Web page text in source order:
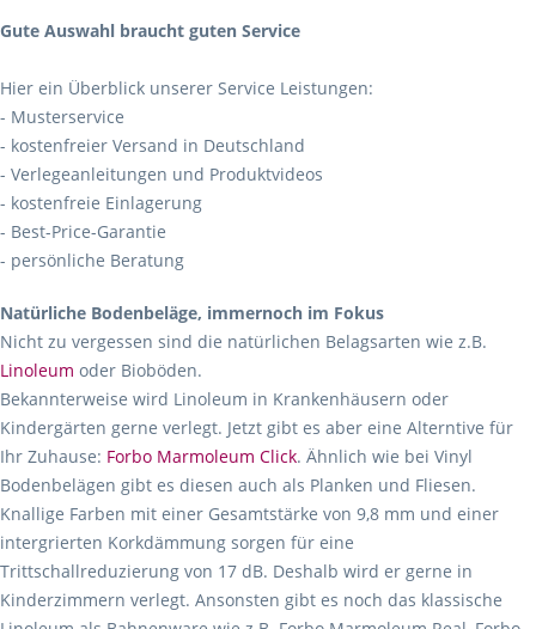
Gute Auswahl braucht guten Service
Hier ein Überblick unserer Service Leistungen:
- Musterservice
- kostenfreier Versand in Deutschland
- Verlegeanleitungen und Produktvideos
- kostenfreie Einlagerung
- Best-Price-Garantie
- persönliche Beratung
Natürliche Bodenbeläge, immernoch im Fokus
Nicht zu vergessen sind die natürlichen Belagsarten wie z.B.
Linoleum oder Bioböden.
Bekannterweise wird Linoleum in Krankenhäusern oder
Kindergärten gerne verlegt. Jetzt gibt es aber eine Alterntive für
Ihr Zuhause: Forbo Marmoleum Click. Ähnlich wie bei Vinyl
Bodenbelägen gibt es diesen auch als Planken und Fliesen.
Knallige Farben mit einer Gesamtstärke von 9,8 mm und einer
intergrierten Korkdämmung sorgen für eine
Trittschallreduzierung von 17 dB. Deshalb wird er gerne in
Kinderzimmern verlegt. Ansonsten gibt es noch das klassische